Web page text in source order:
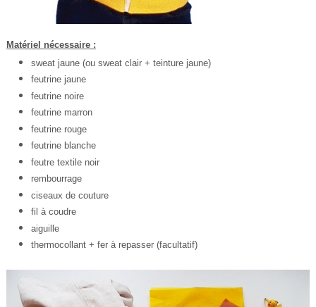
Matériel nécessaire :
sweat jaune (ou sweat clair + teinture jaune)
feutrine jaune
feutrine noire
feutrine marron
feutrine rouge
feutrine blanche
feutre textile noir
rembourrage
ciseaux de couture
fil à coudre
aiguille
thermocollant + fer à repasser (facultatif)